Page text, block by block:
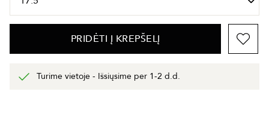
PRIDĖTI Į KREPŠELĮ
Turime vietoje - Išsiųsime per 1-2 d.d.